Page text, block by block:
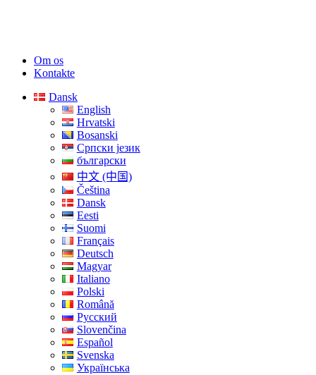
Om os
Kontakte
Dansk
English
Hrvatski
Bosanski
Српски језик
български
中文 (中国)
Čeština
Dansk
Eesti
Suomi
Français
Deutsch
Magyar
Italiano
Polski
Română
Русский
Slovenčina
Español
Svenska
Українська